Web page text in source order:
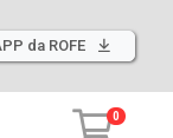
da ROFE
0